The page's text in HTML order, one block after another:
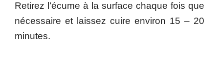
Retirez l’écume à la surface chaque fois que
nécessaire et laissez cuire environ 15 – 20
minutes.